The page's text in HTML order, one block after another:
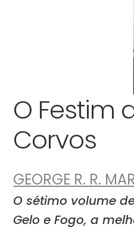
O Festim
Corvos
GEORGE R. R.
O sétimo volume
Gelo e Fogo, a